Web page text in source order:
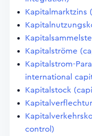
Kapitalmarktzins
Kapitalströme
Kapitalstrom-
international
Kapitalstock
control)